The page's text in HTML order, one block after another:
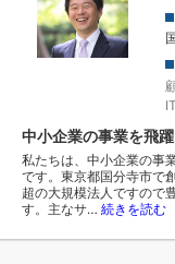
中小企業の事業を飛
私たちは、中小企業の事
です。東京都国分寺市で
超の大規模法人ですので
す。主なサ… 続きを読む